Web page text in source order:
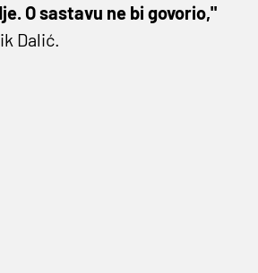
O sastavu ne bi govorio,"
Dalić.